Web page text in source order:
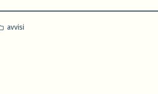
Pubblicato
avvisi